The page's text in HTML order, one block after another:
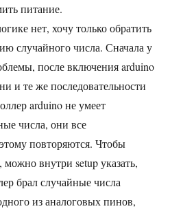
питание.
нет, хочу только обратить
случайного числа. Сначала у
после включения arduino
и те же последовательности
arduino не умеет
числа, они все
повторяются. Чтобы
внутри setup указать,
брал случайные числа
из аналоговых пинов,